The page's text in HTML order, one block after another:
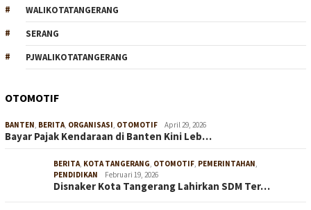
WALIKOTATANGERANG
SERANG
PJWALIKOTATANGERANG
OTOMOTIF
BANTEN BERITA ORGANISASI OTOMOTIF April 29, 2026
Bayar Pajak Kendaraan di Banten Kini Leb…
BERITA KOTA TANGERANG OTOMOTIF PEMERINTAHAN
PENDIDIKAN
Februari 19, 2026
Disnaker Kota Tangerang Lahirkan SDM Ter…